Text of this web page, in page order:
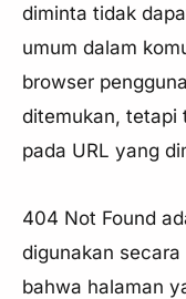
diminta tidak
umum dalam
browser
ditemukan, tetapi
pada URL yang
404 Not Found
digunakan
bahwa halaman